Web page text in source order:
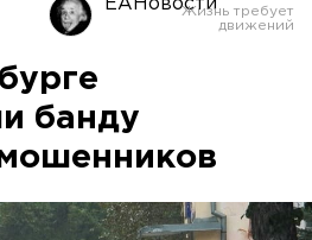
Оренбург
ЕАНовости
банду